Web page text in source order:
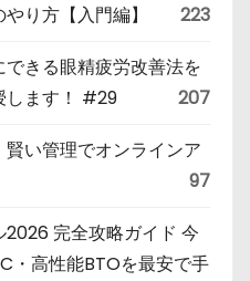
り方【入門編】 223
きる眼精疲労改善法を
します！ #29
207
い管理でオンラインア
97
2026 完全攻略ガイド 今
・高性能BTOを最安で手